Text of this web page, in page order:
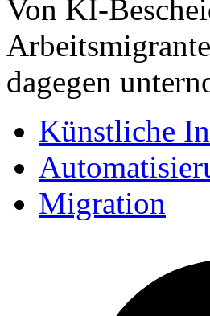
Von KI-
dagegen
Künstliche
Migration